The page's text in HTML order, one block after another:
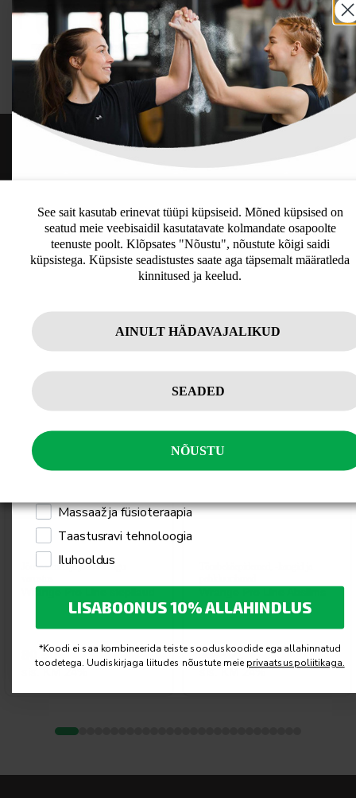
TUTVUMINE
Wrange Pro Line
Jõuseadmed ja jõutreeningu
Wrange Pro Line stepilaud
80,50€
sis. KM 24%
– rippumistoed
39,80€
sis. KM 24%
See sait kasutab erinevat tüüpi küpsiseid. Mõned küpsised on
seatud meie veebisaidil kasutatavate kolmandate osapoolte
teenuste poolt. Klõpsates "Nõustu", nõustute kõigi saidi
küpsistega. Küpsiste seadistustes saate aga täpsemalt määratleda
kinnitused ja keelud.
AINULT HÄDAVAJALIKUD
SEADED
NÕUSTU
LIITUGE UUDISKIRJAGA
Uudiskirja tellijana saate jooksvat teavet ja
pakkumisi teid huvitavate küsimuste kohta
ning 10% allahindlust oma esimeselt veebipoe
tellimuselt.
Tellin
Isiklikuks kasutamiseks
Mulle pakub huvi
Massaaž ja füsioteraapia
Taastusravi tehnoloogia
Iluhooldus
LISABOONUS 10% ALLAHINDLUS
*Koodi ei saa kombineerida teiste sooduskoodide ega allahinnatud
toodetega. Uudiskirjaga liitudes nõustute meie privaatsuspoliitikaga.